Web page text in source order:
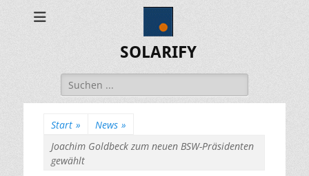
SOLARIFY
Suchen
nach:
Start » News »
Joachim Goldbeck zum neuen BSW-Präsidenten
gewählt